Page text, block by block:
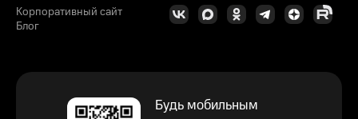
Корпоративный сайт
Блог
Будь мобильным